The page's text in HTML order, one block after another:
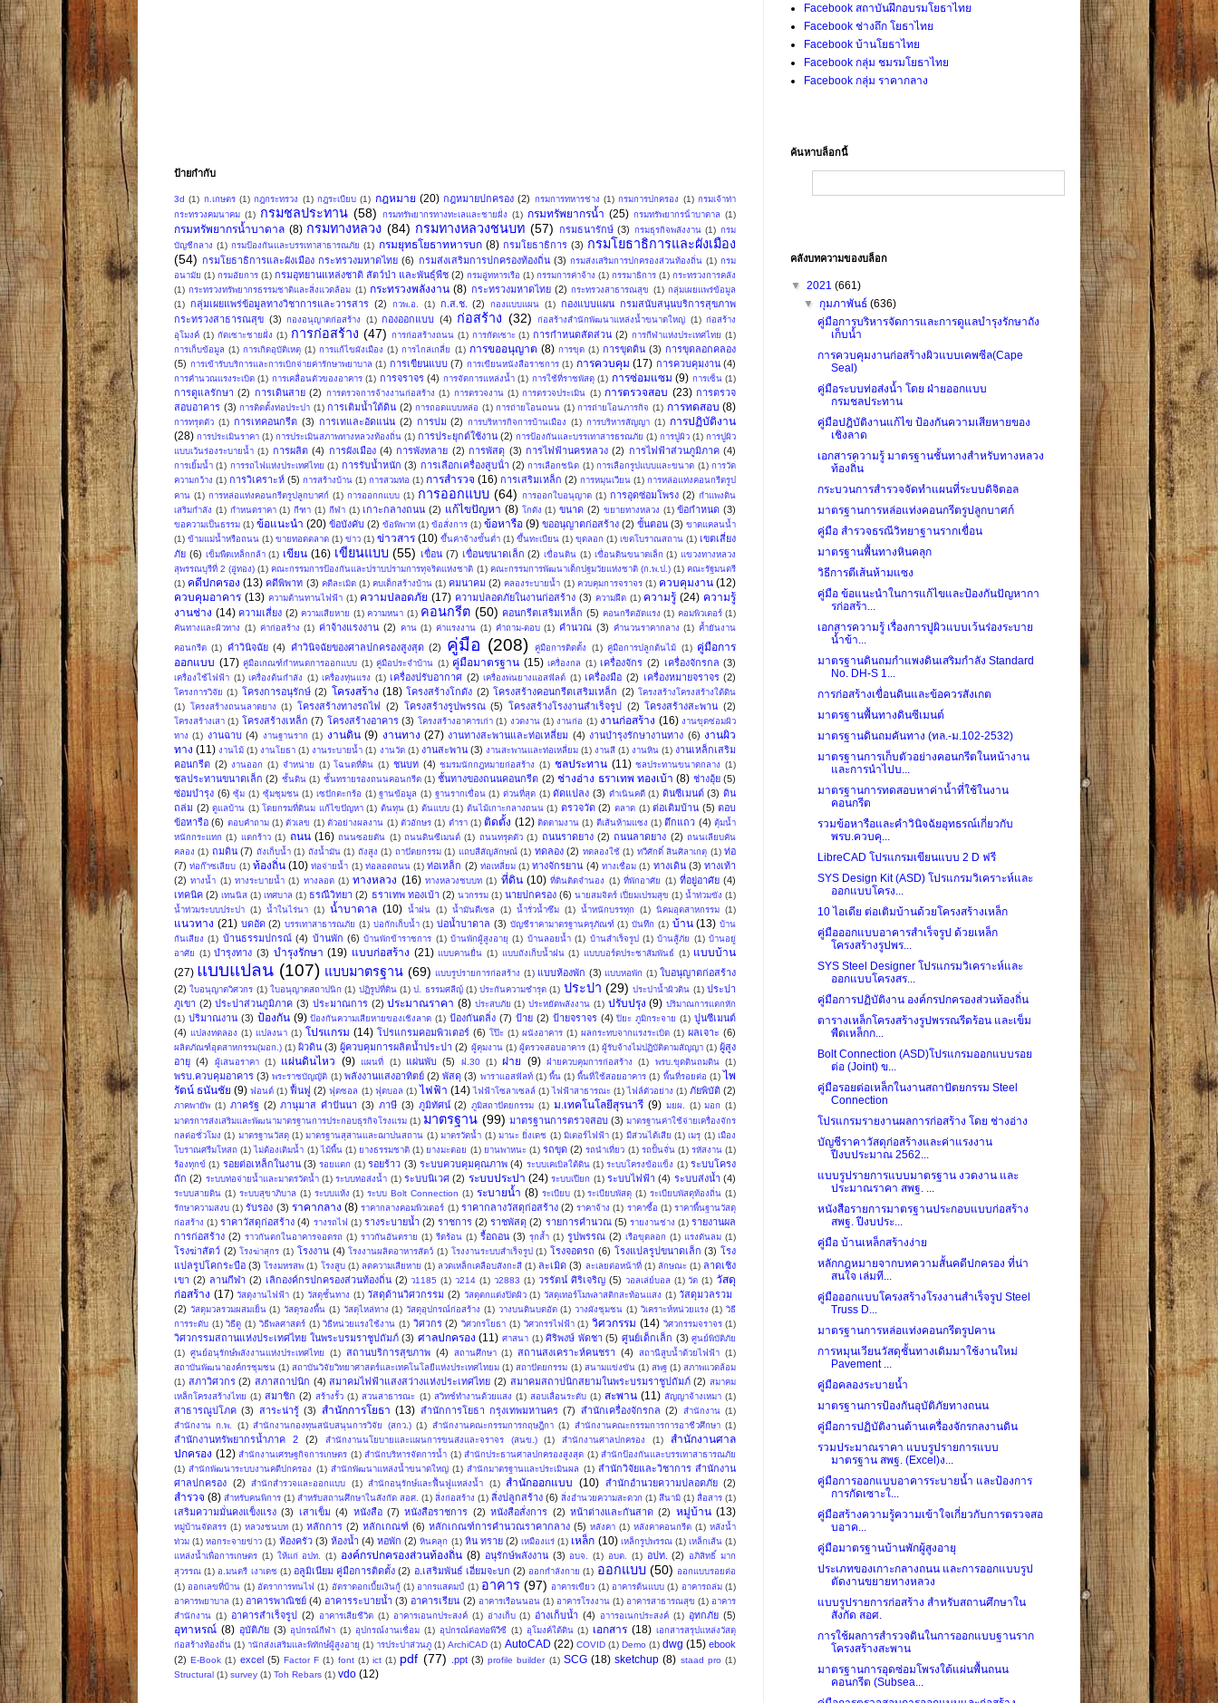
ป้ายกำกับ
3d (1) ก.เกษตร (1) กฎกระทรวง (1) กฎระเบียบ (1) กฎหมาย (20) กฎหมายปกครอง (2) กรมการทหารช่าง (1) กรมการปกครอง (1) กรมเจ้าท่า
กระทรวงคมนาคม (1) กรมชลประทาน (58) กรมทรัพยากรทางทะเลและชายฝั่ง (1) กรมทรัพยากรน้ำ (25) กรมทรัพยากรน้ําบาดาล (1)
กรมทรัพยากรน้ำบาดาล (8) กรมทางหลวง (84) กรมทางหลวงชนบท (57) กรมธนารักษ์ (3) กรมธุรกิจพลังงาน (1) กรม
บัญชีกลาง (1) กรมป้องกันและบรรเทาสาธารณภัย (1) กรมยุทธโยธาทหารบก (8) กรมโยธาธิการ (3) กรมโยธาธิการและผังเมือง
(54) กรมโยธาธิการและผังเมือง กระทรวงมหาดไทย (6) กรมส่งเสริมการปกครองท้องถิ่น (3) กรมส่งเสริมการปกครองส่วนท้องถิ่น (1) กรม
อนามัย (1) กรมอัยการ (1) กรมอุทยานแหล่งชาติ สัตว์ป่า และพันธุ์พืช (2) กรมอู่ทหารเรือ (1) กรรมการค่าจ้าง (1) กรรมาธิการ (1) กระทรวงการคลัง
(1) กระทรวงทรัพยากรธรรมชาติและสิ่งแวดล้อม (1) กระทรวงพลังงาน (8) กระทรวงมหาดไทย (2) กระทรวงสาธารณสุข (1) กลุ่มเผยแพร่ข้อมูล
(1) กลุ่มเผยแพร่ข้อมูลทางวิชาการและวารสาร (2) กวพ.อ. (1) ก.ส.ช. (2) กองแบบแผน (1) กองแบบแผน กรมสนับสนุนบริการสุขภาพ
กระทรวงสาธารณสุข (3) กองอนุญาตก่อสร้าง (1) กองออกแบบ (4) ก่อสร้าง (32) ก่อสร้างสำนักพัฒนาแหล่งน้ำขนาดใหญ่ (1) ก่อสร้าง
อุโมงค์ (1) กัดเซาะชายฝั่ง (1) การก่อสร้าง (47) การก่อสร้างถนน (1) การกัดเซาะ (1) การกําหนดสัดส่วน (2) การกีฬาแห่งประเทศไทย (1)
การเก็บข้อมูล (1) การเกิดอุบัติเหตุ (1) การแก้ไขผังเมือง (1) การไกล่เกลี่ย (1) การขออนุญาต (8) การขุด (1) การขุดดิน (3) การขุดลอกคลอง
(5) การเข้ารับบริการและการเบิกจ่ายค่ารักษาพยาบาล (1) การเขียนแบบ (7) การเขียนหนังสือราชการ (1) การควบคุม (17) การควบคุมงาน (4)
การคำนวณแรงระเบิด (1) การเคลื่อนตัวของอาคาร (1) การจราจร (4) การจัดการแหล่งน้ำ (1) การใช้ที่ราชพัสดุ (1) การซ่อมแซม (9) การเซ็น (1)
การดูแลรักษา (2) การเดินสาย (2) การตรวจการจ้างงานก่อสร้าง (1) การตรวจงาน (1) การตรวจประเมิน (1) การตรวจสอบ (23) การตรวจ
สอบอาคาร (3) การติดตั้งท่อประปา (1) การเติมน้ำใต้ดิน (2) การถอดแบบหล่อ (1) การถ่ายโอนถนน (1) การถ่ายโอนภารกิจ (1) การทดสอบ (8)
การทรุดตัว (1) การเทคอนกรีต (3) การเทและอัดแน่น (2) การบ่ม (2) การบริหารกิจการบ้านเมือง (1) การบริหารสัญญา (1) การปฏิบัติงาน
(28) การประเมินราคา (1) การประเมินสภาพทางหลวงท้องถิ่น (1) การประยุกต์ใช้งาน (2) การป้องกันและบรรเทาสารธรณภัย (1) การปูผิว (1) การปูผิว
แบบเว้นร่องระบายน้ำ (1) การผลิต (4) การผังเมือง (4) การพังทลาย (2) การพัสดุ (3) การไฟฟ้านครหลวง (2) การไฟฟ้าส่วนภูมิภาค (4)
การเยิ้มน้ำ (1) การรถไฟแห่งประเทศไทย (1) การรับน้ำหนัก (3) การเลือกเครื่องสูบน้ํา (2) การเลือกชนิด (1) การเลือกรูปแบบและขนาด (1) การวัด
ความกว้าง (1) การวิเคราะห์ (5) การสร้างบ้าน (1) การสวมท่อ (1) การสำรวจ (16) การเสริมเหล็ก (2) การหมุนเวียน (1) การหล่อแท่งคอนกรีตรูป
คาน (1) การหล่อแท่งคอนกรีตรูปลูกบาศก์ (1) การออกกแบบ (1) การออกแบบ (64) การออกใบอนุญาต (1) การอุดซ่อมโพรง (2) กำแพงดิน
เสริมกำลัง (1) กำหนดราคา (1) กีฑา (1) กีฬา (1) เกาะกลางถนน (2) แก้ไขปัญหา (8) โกดัง (1) ขนาด (2) ขยายทางหลวง (1) ข้อกำหนด (3)
ขอความเป็นธรรม (1) ข้อแนะนำ (20) ข้อบังคับ (2) ข้อพิพาท (1) ข้อสั่งการ (1) ข้อหารือ (9) ขออนุญาตก่อสร้าง (2) ขั้นตอน (3) ขาดแคลนน้ำ
(1) ข้ามแม่น้ำหรือถนน (1) ขายทอดตลาด (1) ข่าว (1) ข่าวสาร (10) ขึ้นค่าจ้างขั้นต่ำ (1) ขึ้นทะเบียน (1) ขุดลอก (1) เขตโบราณสถาน (1) เขตเสี่ยง
ภัย (6) เข็มพืดเหล็กกล้า (1) เขียน (16) เขียนแบบ (55) เขื่อน (7) เขื่อนขนาดเล็ก (2) เขื่อนดิน (1) เขื่อนดินขนาดเล็ก (1) แขวงทางหลวง
สุพรรณบุรีที่ 2 (อู่ทอง) (1) คณะกรรมการป้องกันและปราบปรามการทุจริตแห่งชาติ (1) คณะกรรมการพัฒนาเด็กปฐมวัยแห่งชาติ (ก.พ.ป.) (1) คณะรัฐมนตรี
(1) คดีปกครอง (13) คดีพิพาท (3) คดีละเมิด (1) คบเด็กสร้างบ้าน (1) คมนาคม (2) คลองระบายน้ำ (1) ควบคุมการจราจร (1) ควบคุมงาน (12)
ควบคุมอาคาร (13) ความต้านทานไฟฟ้า (1) ความปลอดภัย (17) ความปลอดภัยในงานก่อสร้าง (3) ความฝืด (1) ความรู้ (24) ความรู้
งานช่าง (14) ความเสี่ยง (2) ความเสียหาย (1) ความหนา (1) คอนกรีต (50) คอนกรีตเสริมเหล็ก (5) คอนกรีตอัดแรง (1) คอมพิวเตอร์ (1)
คันทางและผิวทาง (1) ค่าก่อสร้าง (1) ค่าจ้างแรงงาน (2) คาน (1) ค่าแรงงาน (1) คำถาม-ตอบ (1) คำนวณ (3) คำนวนราคากลาง (1) ค้ำยันงาน
คอนกรีต (1) คำวินิจฉัย (4) คำวินิจฉัยของศาลปกครองสูงสุด (2) คู่มือ (208) คู่มือการติดตั้ง (1) คู่มือการปลูกต้นไม้ (1) คู่มือการ
ออกแบบ (17) คู่มือเกณฑ์กำหนดการออกแบบ (1) คู่มือประจำบ้าน (1) คู่มือมาตรฐาน (15) เครื่องกล (1) เครื่องจักร (2) เครื่องจักรกล (3)
เครื่องใช้ไฟฟ้า (1) เครื่องต้นกำลัง (1) เครื่องทุ่นแรง (1) เครื่องปรับอากาศ (2) เครื่องพ่นยางแอสฟัลต์ (1) เครื่องมือ (2) เครื่องหมายจราจร (2)
โครงการวิจัย (1) โครงการอนุรักษ์ (2) โครงสร้าง (18) โครงสร้างโกดัง (2) โครงสร้างคอนกรีตเสริมเหล็ก (2) โครงสร้างโครงสร้างใต้ดิน
(1) โครงสร้างถนนลาดยาง (1) โครงสร้างทางรถไฟ (2) โครงสร้างรูปพรรณ (5) โครงสร้างโรงงานสำเร็จรูป (2) โครงสร้างสะพาน (2)
โครงสร้างเสา (1) โครงสร้างเหล็ก (7) โครงสร้างอาคาร (3) โครงสร้างอาคารเก่า (1) งวดงาน (1) งานก่อ (1) งานก่อสร้าง (16) งานขุดซ่อมผิว
ทาง (1) งานฉาบ (4) งานฐานราก (1) งานดิน (9) งานทาง (27) งานทางสะพานและท่อเหลี่ยม (4) งานบำรุงรักษางานทาง (6) งานผิว
ทาง (11) งานไม้ (1) งานโยธา (1) งานระบายน้ำ (1) งานวัด (1) งานสะพาน (3) งานสะพานและท่อเหลี่ยม (1) งานสี (1) งานหิน (1) งานเหล็กเสริม
คอนกรีต (2) งานออก (1) จำหน่าย (1) โฉนดที่ดิน (1) ชนบท (4) ชมรมนักกฎหมายก่อสร้าง (1) ชลประทาน (11) ชลประทานขนาดกลาง (1)
ชลประทานขนาดเล็ก (2) ชั้นดิน (1) ชั้นทรายรองถนนคอนกรีต (1) ชั้นทางของถนนคอนกรีต (2) ช่างอ่าง ธราเทพ ทองเบ้า (8) ช่างอุ้ย (5)
ซ่อมบำรุง (6) ซุ้ม (1) ซุ้มชุมชน (1) เซปักตะกร้อ (1) ฐานข้อมูล (1) ฐานรากเขื่อน (1) ด่วนที่สุด (1) ดัดแปลง (3) ดำเนินคดี (1) ดินซีเมนต์ (3) ดิน
ถล่ม (2) ดูแลบ้าน (1) โดยกรมที่ดินม แก้ไขปัญหา (1) ต้นทุน (1) ต้นแบบ (1) ต้นไม้เกาะกลางถนน (1) ตรวจวัด (2) ตลาด (1) ต่อเติมบ้าน (5) ตอบ
ข้อหารือ (6) ตอบคำถาม (1) ตัวเลข (1) ตัวอย่างผลงาน (1) ตัวอักษร (1) ตำรา (1) ติดตั้ง (12) ติดตามงาน (1) ตีเส้นห้ามแซง (1) ตึกแถว (4) ตุ้มน้ำ
หนักกระแทก (1) แตกร้าว (1) ถนน (16) ถนนซอยตัน (1) ถนนดินซีเมนต์ (1) ถนนทรุดตัว (1) ถนนราดยาง (2) ถนนลาดยาง (2) ถนนเลียบคัน
คลอง (1) ถมดิน (7) ถังเก็บน้ำ (1) ถังน้ำมัน (1) ถังสูง (1) ถาปัตยกรรม (1) แถบสีสัญลักษณ์ (1) ทดลอง (2) ทดลองใช้ (1) ทวีศักดิ์ สินศิลาเกตุ (1) ท่อ
(7) ท่อก๊าซเลียบ (1) ท้องถิ่น (10) ท่อจ่ายน้ำ (1) ท่อลอดถนน (1) ท่อเหล็ก (2) ท่อเหลี่ยม (1) ทางจักรยาน (4) ทางเชื่อม (1) ทางเดิน (3) ทางเท้า
(2) ทางน้ำ (1) ทางระบายน้ำ (1) ทางลอด (1) ทางหลวง (16) ทางหลวงชบบท (1) ที่ดิน (10) ที่ดินติดจำนอง (1) ที่พักอาศัย (1) ที่อยู่อาศัย (4)
เทคนิค (2) เทนนิส (1) เทศบาล (1) ธรณีวิทยา (2) ธราเทพ ทองเบ้า (2) นวกรรม (1) นายปกครอง (6) นายสมจิตร์ เปี่ยมเปรมสุข (1) น้ำท่วมขัง (1)
น้ำท่วมระบบประปา (1) น้ำในไร่นา (1) น้ำบาดาล (10) น้ำฝน (1) น้ำมันดีเซล (1) น้ำรั่วน้ำซึม (1) น้ำหนักบรรทุก (1) นิคมอุตสาหกรรม (1)
แนวทาง (21) บดอัด (2) บรรเทาสาธารณภัย (1) บ่อกักเก็บน้ำ (1) บ่อน้ำบาดาล (3) บัญชีราคามาตรฐานครุภัณฑ์ (1) บันทึก (1) บ้าน (13) บ้าน
กันเสียง (1) บ้านธรรมปกรณ์ (4) บ้านพัก (6) บ้านพักข้าราชการ (1) บ้านพักผู้สูงอายุ (1) บ้านลอยน้ำ (1) บ้านสำเร็จรูป (1) บ้านสู้ภัย (1) บ้านอยู่
อาศัย (1) บำรุงทาง (3) บำรุงรักษา (19) แบบก่อสร้าง (21) แบบคานยื่น (1) แบบถังเก็บน้ำฝน (1) แบบบอร์ดประชาสัมพันธ์ (1) แบบบ้าน
(27) แบบแปลน (107) แบบมาตรฐาน (69) แบบรูปรายการก่อสร้าง (1) แบบห้องพัก (3) แบบหอพัก (1) ใบอนุญาตก่อสร้าง
(2) ใบอนุญาตวิศวกร (1) ใบอนุญาตสถาปนิก (1) ปฏิรูปที่ดิน (1) ป. ธรรมศลีญ์ (1) ประกันความชำรุด (1) ประปา (29) ประปาน้ำผิวดิน (1) ประปา
ภูเขา (2) ประปาส่วนภูมิภาค (3) ประมาณการ (2) ประมาณราคา (8) ประสบภัย (1) ประหยัดพลังงาน (1) ปรับปรุง (9) ปริมาณการแตกหัก
(1) ปริมาณงาน (3) ป้องกัน (9) ป้องกันความเสียหายของเชิงลาด (1) ป้องกันตลิ่ง (7) ป้าย (2) ป้ายจราจร (4) ปิยะ ภูมิกระจาย (1) ปูนซีเมนต์
(4) แปลงทดลอง (1) แปลงนา (1) โปรแกรม (14) โปรแกรมคอมพิวเตอร์ (6) โป๊ะ (1) ผนังอาคาร (1) ผลกระทบจากแรงระเบิด (1) ผลเจาะ (6)
ผลิตภัณฑ์อุตสาหกรรม(มอก.) (1) ผิวดิน (3) ผู้ควบคุมการผลิตน้ำประปา (2) ผู้คุมงาน (1) ผู้ตรวจสอบอาคาร (1) ผู้รับจ้างไม่ปฏิบัติตามสัญญา (1) ผู้สูง
อายุ (4) ผู้เสนอราคา (1) แผ่นดินไหว (9) แผนที่ (1) แผ่นพับ (5) ฝ.30 (1) ฝาย (9) ฝ่ายควบคุมการก่อสร้าง (1) พรบ.ขุดดินถมดิน (1)
พรบ.ควบคุมอาคาร (3) พระราชบัญญัติ (1) พลังงานแสงอาทิตย์ (2) พัสดุ (3) พาราแอสฟัลท์ (1) พื้น (1) พื้นที่ใช้สอยอาคาร (1) พื้นที่รอยต่อ (1) ไพ
รัตน์ ธนันชัย (9) ฟอนต์ (1) ฟื้นฟู (2) ฟุตซอล (1) ฟุตบอล (1) ไฟฟ้า (14) ไฟฟ้าโซลาเซลล์ (1) ไฟฟ้าสาธารณะ (1) ไฟล์ตัวอย่าง (1) ภัยพิบัติ (2)
ภาคพายัพ (1) ภาครัฐ (2) ภานุมาส คำปันนา (3) ภาษี (3) ภูมิทัศน์ (2) ภูมิสถาปัตยกรรม (1) ม.เทคโนโลยีสุรนารี (9) มยผ. (1) มอก (1)
มาตรการส่งเสริมและพัฒนามาตรฐานการประกอบธุรกิจโรงแรม (1) มาตรฐาน (99) มาตรฐานการตรวจสอบ (3) มาตรฐานค่าใช้จ่ายเครื่องจักร
กลต่อชั่วโมง (1) มาตรฐานวัสดุ (1) มาตรฐานสุสานและฌาปนสถาน (1) มาตรวัดน้ำ (1) มานะ ยิ่งเดช (1) มิเตอร์ไฟฟ้า (1) มีส่วนได้เสีย (1) เมรุ (1) เมือง
โบราณศรีมโหสถ (1) ไม่ต้องเติมน้ำ (1) ไม้พื้น (1) ยางธรรมชาติ (1) ยางมะตอย (1) ยานพาหนะ (1) รถขุด (2) รถนำเที่ยว (1) รถปั้นจั่น (1) รหัสงาน (1)
ร้องทุกข์ (1) รอยต่อเหล็กในงาน (3) รอยแตก (1) รอยร้าว (3) ระบบควบคุมคุณภาพ (4) ระบบเคเบิลใต้ดิน (1) ระบบโครงข้อแข็ง (1) ระบบโครง
ถัก (2) ระบบท่อจ่ายน้ำและมาตรวัดน้ำ (1) ระบบท่อส่งน้ำ (1) ระบบนิเวศ (2) ระบบประปา (24) ระบบเปียก (1) ระบบไฟฟ้า (4) ระบบส่งน้ำ (4)
ระบบสายดิน (1) ระบบสุขาภิบาล (1) ระบบแห้ง (1) ระบบ Bolt Connection (1) ระบายน้ำ (8) ระเบียบ (1) ระเบียบพัสดุ (1) ระเบียบพัสดุท้องถิ่น (1)
รักษาความสงบ (1) รับรอง (3) ราคากลาง (8) ราคากลางคอมพิวเตอร์ (1) ราคากลางวัสดุก่อสร้าง (2) ราคาจ้าง (1) ราคาซื้อ (1) ราคาพื้นฐานวัสดุ
ก่อสร้าง (1) ราคาวัสดุก่อสร้าง (4) รางรถไฟ (1) รางระบายน้ำ (2) ราชการ (2) ราชพัสดุ (2) รายการคำนวณ (5) รายงานช่าง (1) รายงานผล
การก่อสร้าง (2) ราวกันตกในอาคารจอดรถ (1) ราวกันอันตราย (1) รีดร้อน (1) รื้อถอน (3) รุกล้ำ (1) รูปพรรณ (2) เรือขุดลอก (1) แรงดันลม (1)
โรงฆ่าสัตว์ (2) โรงฆ่าสุกร (1) โรงงาน (4) โรงงานผลิตอาหารสัตว์ (1) โรงงานระบบสำเร็จรูป (1) โรงจอดรถ (6) โรงแปลรูปขนาดเล็ก (3) โรง
แปลรูปโคกระบือ (3) โรงมหรสพ (1) โรงสูบ (1) ลดความเสียหาย (1) ลวดเหล็กเคลือบสังกะสี (1) ละเมิด (3) ละเลยต่อหน้าที่ (1) ลักษณะ (1) ลาดเชิง
เขา (2) ลานกีฬา (2) เลิกองค์กรปกครองส่วนท้องถิ่น (2) ว1185 (1) ว214 (1) ว2883 (1) วรรัตน์ ศิริเจริญ (5) วอลเล่ย์บอล (1) วัด (1) วัสดุ
ก่อสร้าง (17) วัสดุงานไฟฟ้า (1) วัสดุชั้นทาง (1) วัสดุด้านวิศวกรรม (2) วัสดุตกแต่งปิดผิว (1) วัสดุเทอร์โมพลาสติกสะท้อนแสง (1) วัสดุมวลรวม ​
(2) วัสดุมวลรวมผสมเย็น (1) วัสดุรองพื้น (1) วัสดุไหล่ทาง (1) วัสดุอุปกรณ์ก่อสร้าง (1) วางบนดินบดอัด (1) วางผังชุมชน (1) วิเคราะห์หน่วยแรง (1) วิธี
การระดับ (1) วิธีดู (1) วิธีพลศาสตร์ (1) วิธีหน่วยแรงใช้งาน (1) วิศวกร (2) วิศวกรโยธา (1) วิศวกรรไฟฟ้า (1) วิศวกรรม (14) วิศวกรรมจราจร (1)
วิศวกรรมสถานแห่งประเทศไทย ในพระบรมราชูปถัมภ์ (3) ศาลปกครอง (11) ศาสนา (1) ศิริพงษ์ พัดชา (5) ศูนย์เด็กเล็ก (3) ศูนย์พิบัติภัย
(1) ศูนย์อนุรักษ์พลังงานแห่งประเทศไทย (1) สถานบริการสุขภาพ (4) สถานศึกษา (1) สถานสงเคราะห์คนชรา (4) สถานีสูบน้ำด้วยไฟฟ้า (1)
สถาบันพัฒนาองค์กรชุมชน (1) สถาบันวิจัยวิทยาศาสตร์และเทคโนโลยีแห่งประเทศไทยม (1) สถาปัตยกรรม (1) สนามแข่งขัน (1) สพฐ (1) สภาพแวดล้อม
(1) สภาวิศวกร (2) สภาสถาปนิก (4) สมาคมไฟฟ้าแสงสว่างแห่งประเทศไทย (2) สมาคมสถาปนิกสยามในพระบรมราชูปถัมภ์ (2) สมาคม
เหล็กโครงสร้างไทย (1) สมาชิก (2) สร้างรั้ว (1) สวนสาธารณะ (1) สวิทช์ทำงานด้วยแสง (1) สอบเลื่อนระดับ (1) สะพาน (11) สัญญาจ้างเหมา (1)
สาธารณูปโภค (3) สาระน่ารู้ (3) สำนักการโยธา (13) สำนักการโยธา กรุงเทพมหานคร (7) สำนักเครื่องจักรกล (2) สำนักงาน (1)
สำนักงาน ก.พ.
(1) สำนักงานกองทุนสนับสนุนการวิจัย (สกว.) (1) สำนักงานคณะกรรมการกฤษฎีกา (1) สำนักงานคณะกรรมการการอาชีวศึกษา (1)
สำนักงานทรัพยากรน้ำภาค 2 (2) สำนักงานนโยบายและแผนการขนส่งและจราจร (สนข.) (1) สํานักงานศาลปกครอง (1)
สำนักงานศาล
ปกครอง (12) สำนักงานเศรษฐกิจการเกษตร (1) สำนักบริหารจัดการน้ำ (1) สำนักประธานศาลปกครองสูงสุด (1) สํานักป้องกันและบรรเทาสาธารณภัย
(1) สำนักพัฒนาระบบงานคดีปกครอง (1) สำนักพัฒนาแหล่งน้ำขนาดใหญ่ (1) สำนักมาตรฐานและประเมินผล (1) สํานักวิจัยและวิชาการ สำนักงาน
ศาลปกครอง (2) สำนักสำรวจและออกแบบ (1) สำนักอนุรักษ์และฟื้นฟูแหล่งน้ำ (1) สำนักออกแบบ (10) สำนักอำนวยความปลอดภัย (2)
สำรวจ (8) สำหรับคนพิการ (1) สำหรับสถานศึกษาในสังกัด สอศ. (1) สิ่งก่อสร้าง (1) สิ่งปลูกสร้าง (6) สิ่งอำนวยความสะดวก (1) สึนามิ (1) สื่อสาร (1)
เสริมความมั่นคงแข็งแรง (3) เสาเข็ม (4) หนังสือ (7) หนังสือราชการ (2) หนังสือสั่งการ (2) หน้าต่างและกันสาด (2) หมู่บ้าน (13)
หมู่บ้านจัดสรร (1) หลวงชนบท (1) หลักการ (2) หลักเกณฑ์ (6) หลักเกณฑ์การคำนวณราคากลาง (5) หลังคา (1) หลังคาคอนกรีต (1) หลังน้ำ
ท่วม (1) หอกระจายข่าว (1) ห้องครัว (3) ห้องน้ำ (4) หอพัก (2) หินคลุก (1) หิน ทราย (2) เหมืองแร่ (1) เหล็ก (10) เหล็กรูปพรรณ (1) เหล็กเส้น (1)
แหล่งน้ำเพื่อการเกษตร (1) ให้แก่ อปท. (1) องค์กรปกครองส่วนท้องถิ่น (8) อนุรักษ์พลังงาน (3) อบจ. (1) อบต. (1) อปท. (2)
อภิสิทธิ์ มาก
สุวรรณ (1) อ.มนตรี เงาเดช (1) อลูมิเนียม คู่มือการติดตั้ง (2) อ.เสริมพันธ์ เอี่ยมจะบก (2) ออกกำลังกาย (1) ออกแบบ (50) ออกแบบรอยต่อ
(1) ออกเลขที่บ้าน (1) อัตราการทนไฟ (1) อัตราดอกเบี้ยเงินกู้ (1) อากรแสตมป์ (1) อาคาร (97) อาคารเขียว (1) อาคารต้นแบบ (1) อาคารถล่ม (1)
อาคารพยาบาล (1) อาคารพาณิชย์ (4) อาคารระบายน้ำ (3) อาคารเรียน (2) อาคารเรือนนอน (1) อาคารโรงงาน (1) อาคารสาธารณสุข (1) อาคาร
สำนักงาน (1) อาคารสำเร็จรูป (2) อาคารเสียชีวิต (1) อาคารเอนกประสงค์ (1) อ่างเก็บ (1) อ่างเก็บน้ำ (4) อาารอเนกประสงค์ (1) อุทกภัย (5)
อุทาหรณ์ (8) อุบัติภัย (3) อุปกรณ์กีฬา (1) อุปกรณ์งานเชื่อม (1) อุปกรณ์ต่อท่อพีวีซี (1) อุโมงค์ใต้ดิน (1) เอกสาร (18) เอกสารสรุปแหล่งวัสดุ
ก่อสร้างท้องถิ่น (1) านักส่งเสริมและพิทักษ์ผู้สูงอายุ (1) ารประปาส่วนภู (1) ArchiCAD (1) AutoCAD (22) COVID (1) Demo (1) dwg (15) ebook
(2) E-Book (1) excel (5) Factor F (1) font (1) ict (1) pdf (77) .ppt (3) profile builder (1) SCG (18) sketchup (8) staad pro (1)
Structural (1) survey (1) Toh Rebars (1) vdo (12)
Facebook สถาบันฝึกอบรมโยธาไทย
Facebook ช่างถึก โยธาไทย
Facebook บ้านโยธาไทย
Facebook กลุ่ม ชมรมโยธาไทย
Facebook กลุ่ม ราคากลาง
ค้นหาบล็อกนี้
คลังบทความของบล็อก
▼ 2021 (661)
▼ กุมภาพันธ์(636)
คู่มือการบริหารจัดการและการดูแลบำรุงรักษาถัง
เก็บน้ำ
การควบคุมงานก่อสร้างผิวแบบเคพซีล(Cape
Seal)
คู่มือระบบท่อส่งน้ำ โดย ฝ่ายออกแบบ
กรมชลประทาน
คู่มือปฎิบัติงานแก้ไข ป้องกันความเสียหายของ
เชิงลาด
เอกสารความรู้ มาตรฐานชั้นทางสำหรับทางหลวง
ท้องถิ่น
กระบวนการสำรวจจัดทำแผนที่ระบบดิจิตอล
มาตรฐานการหล่อแท่งคอนกรีตรูปลูกบาศก์
คู่มือ สำรวจธรณีวิทยาฐานรากเขื่อน
มาตรฐานพื้นทางหินคลุก
วิธีการตีเส้นห้ามแซง
คู่มือ ข้อแนะนำในการแก้ไขและป้องกันปัญหากา
รก่อสร้า...
เอกสารความรู้ เรื่องการปูผิวแบบเว้นร่องระบาย
น้ำข้า...
มาตรฐานดินถมกำแพงดินเสริมกำลัง Standard
No. DH-S 1...
การก่อสร้างเขื่อนดินและข้อควรสังเกต
มาตรฐานพื้นทางดินซีเมนต์
มาตรฐานดินถมคันทาง (ทล.-ม.102-2532)
มาตรฐานการเก็บตัวอย่างคอนกรีตในหน้างาน
และการนำไปบ...
มาตรฐานการทดสอบหาค่าน้ำที่ใช้ในงาน
คอนกรีต
รวมข้อหารือและคำวินิจฉัยอุทธรณ์เกี่ยวกับ
พรบ.ควบคุ...
LibreCAD โปรแกรมเขียนแบบ 2 D ฟรี
SYS Design Kit (ASD) โปรแกรมวิเคราะห์และ
ออกแบบโครง...
10 ไอเดีย ต่อเติมบ้านด้วยโครงสร้างเหล็ก
คู่มือออกแบบอาคารสำเร็จรูป ด้วยเหล็ก
โครงสร้างรูปพร...
SYS Steel Designer โปรแกรมวิเคราะห์และ
ออกแบบโครงสร...
คู่มือการปฏิบัติงาน องค์กรปกครองส่วนท้องถิ่น
ตารางเหล็กโครงสร้างรูปพรรณรีดร้อน และเข็ม
พืดเหล็กก...
Bolt Connection (ASD)โปรแกรมออกแบบรอย
ต่อ (Joint) ข...
คู่มือรอยต่อเหล็กในงานสถาปัตยกรรม Steel
Connection
โปรแกรมรายงานผลการก่อสร้าง โดย ช่างอ่าง
บัญชีราคาวัสดุก่อสร้างและค่าแรงงาน
ปีงบประมาณ 2562...
แบบรูปรายการแบบมาตรฐาน งวดงาน และ
ประมาณราคา สพฐ. ...
หนังสือรายการมาตรฐานประกอบแบบก่อสร้าง
สพฐ. ปีงบประ...
คู่มือ บ้านเหล็กสร้างง่าย
หลักกฎหมายจากบทความสั้นคดีปกครอง ที่น่า
สนใจ เล่มที...
คู่มือออกแบบโครงสร้างโรงงานสำเร็จรูป Steel
Truss D...
มาตรฐานการหล่อแท่งคอนกรีตรูปคาน
การหมุนเวียนวัสดุชั้นทางเดิมมาใช้งานใหม่
Pavement ...
คู่มือคลองระบายน้ำ
มาตรฐานการป้องกันอุบัติภัยทางถนน
คู่มือการปฏิบัติงานด้านเครื่องจักรกลงานดิน
รวมประมาณราคา แบบรูปรายการแบบ
มาตรฐาน สพฐ. (Excel)ง...
คู่มือการออกแบบอาคารระบายน้ำ และป้องการ
การกัดเซาะใ...
คู่มือสร้างความรู้ความเข้าใจเกี่ยวกับการตรวจสอ
บอาค...
คู่มือมาตรฐานบ้านพักผู้สูงอายุ
ประเภทของเกาะกลางถนน และการออกแบบรูป
ตัดงานขยายทางหลวง
แบบรูปรายการก่อสร้าง สำหรับสถานศึกษาใน
สังกัด สอศ.
การใช้ผลการสำรวจดินในการออกแบบฐานราก
โครงสร้างสะพาน
มาตรฐานการอุดซ่อมโพรงใต้แผ่นพื้นถนน
คอนกรีต (Subsea...